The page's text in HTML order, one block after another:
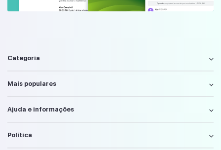
Categoria
Mais populares
Ajuda e informações
Política